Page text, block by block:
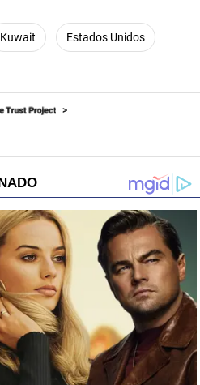
Kuwait Estados Unidos